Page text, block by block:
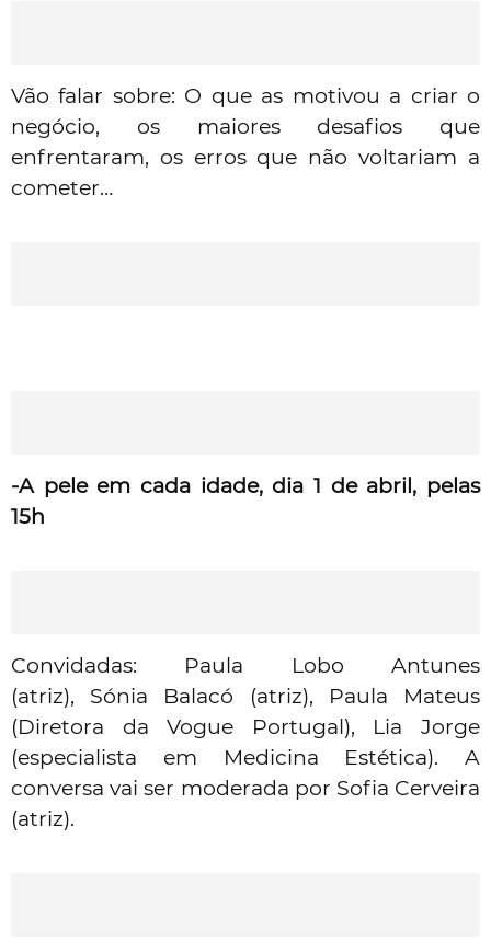
Vão falar sobre: O que as motivou a criar o
negócio, os maiores desafios que
enfrentaram, os erros que não voltariam a
cometer…
-A pele em cada idade, dia 1 de abril, pelas
15h
Convidadas: Paula Lobo Antunes
(atriz), Sónia Balacó (atriz), Paula Mateus
(Diretora da Vogue Portugal), Lia Jorge
(especialista em Medicina Estética). A
conversa vai ser moderada por Sofia Cerveira
(atriz).